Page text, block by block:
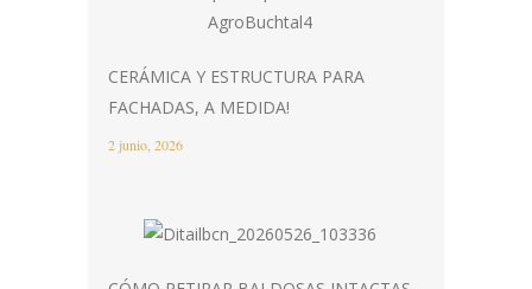
CERÁMICA Y ESTRUCTURA PARA
FACHADAS, A MEDIDA!
2 junio, 2026